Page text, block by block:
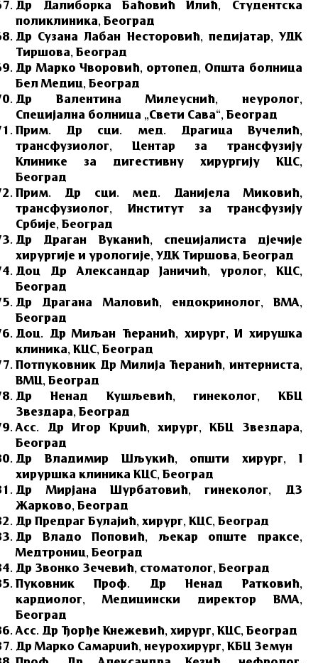
Др Далиборка Баћовић Илић, Студентска
поликлиника, Београд
Др Сузана Лабан Несторовић, педијатар, УДК
Тиршова, Београд
Др Марко Чворовић, ортопед, Општа болница
Бел Медиц, Београд
Др Валентина Милеуснић, неуролог,
Специјална болница „Свети Сава“, Београд
Прим. Др сци. мед. Драгица Вучелић,
трансфузиолог, Центар за трансфузију
Клинике за дигестивну хирургију КЦС,
Београд
Прим. Др сци. мед. Данијела Миковић,
трансфузиолог, Институт за трансфузију
Србије, Београд
Др Драган Вуканић, специјалиста дјечије
хирургије и урологије, УДК Тиршова, Београд
Доц Др Александар Јаничић, уролог, КЦС,
Београд
Др Драгана Маловић, ендокринолог, ВМА,
Београд
Доц. Др Миљан Ћеранић, хирург, И хирушка
клиника, КЦС, Београд
Потпуковник Др Милија Ћеранић, интерниста,
ВМЦ, Београд
Др Ненад Кушљевић, гинеколог, КБЦ
Звездара, Београд
Асс. Др Игор Крџић, хирург, КБЦ Звездара,
Београд
Др Владимир Шљукић, општи хирург, I
хируршка клиника КЦС, Београд
Др Мирјана Шурбатовић, гинеколог, ДЗ
Жарково, Београд
Др Предраг Булајић, хирург, КЦС, Београд
Др Владо Поповић, љекар опште праксе,
Медтрониц, Београд
Др Звонко Зечевић, стоматолог, Београд
Пуковник Проф. Др Ненад Ратковић,
кардиолог, Медицински директор ВМА,
Београд
Асс. Др Ђорђе Кнежевић, хирург, КЦС, Београд
Др Марко Самарџић, неурохирург, КБЦ Земун